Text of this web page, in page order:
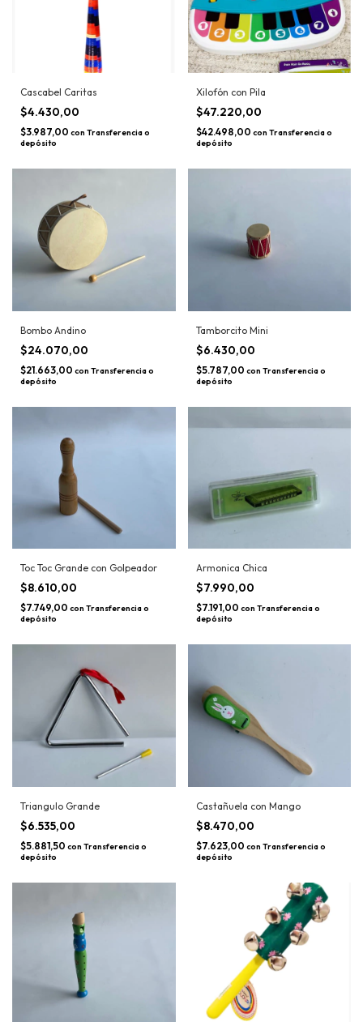
Cascabel Caritas
$4.430,00
$3.987,00 con Transferencia o
depósito
Xilofón con Pila
$47.220,00
$42.498,00 con Transferencia o
depósito
Bombo Andino
$24.070,00
$21.663,00 con Transferencia o
depósito
Tamborcito Mini
$6.430,00
$5.787,00 con Transferencia o
depósito
Toc Toc Grande con Golpeador
$8.610,00
$7.749,00 con Transferencia o
depósito
Armonica Chica
$7.990,00
$7.191,00 con Transferencia o
depósito
Triangulo Grande
$6.535,00
$5.881,50 con Transferencia o
depósito
Castañuela con Mango
$8.470,00
$7.623,00 con Transferencia o
depósito